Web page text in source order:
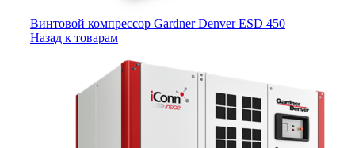
Винтовой компрессор Gardner Denver ESD 450
Назад к товарам